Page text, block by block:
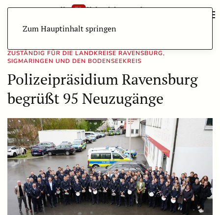
Zum Hauptinhalt springen
ZUSTÄNDIG FÜR DIE LANDKREISE RAVENSBURG,
SIGMARINGEN UND DEN BODENSEEKREIS
Polizeipräsidium Ravensburg
begrüßt 95 Neuzugänge